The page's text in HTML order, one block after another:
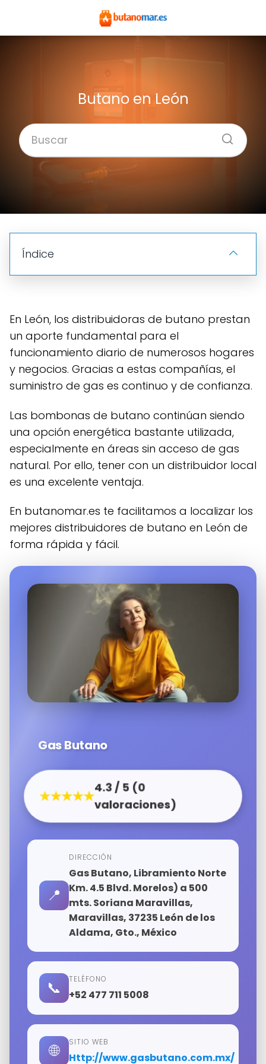
Butano en León
Índice
En León, los distribuidoras de butano prestan
un aporte fundamental para el
funcionamiento diario de numerosos hogares
y negocios. Gracias a estas compañías, el
suministro de gas es continuo y de confianza.
Las bombonas de butano continúan siendo
una opción energética bastante utilizada,
especialmente en áreas sin acceso de gas
natural. Por ello, tener con un distribuidor local
es una excelente ventaja.
En butanomar.es te facilitamos a localizar los
mejores distribuidores de butano en León de
forma rápida y fácil.
Gas Butano
★★★★★
4.3 / 5 (0
valoraciones)
📍
DIRECCIÓN
Gas Butano, Libramiento Norte
Km. 4.5 Blvd. Morelos) a 500
mts. Soriana Maravillas,
Maravillas, 37235 León de los
Aldama, Gto., México
📞 TELÉFONO
+52 477 711 5008
🌐 SITIO WEB
http://www.gasbutano.com.mx/